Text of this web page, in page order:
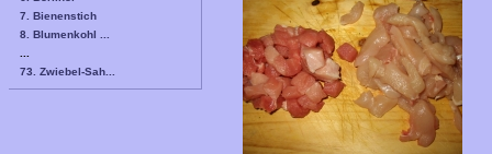
7. Bienenstich
8. Blumenkohl ...
73. Zwiebel-Sah...